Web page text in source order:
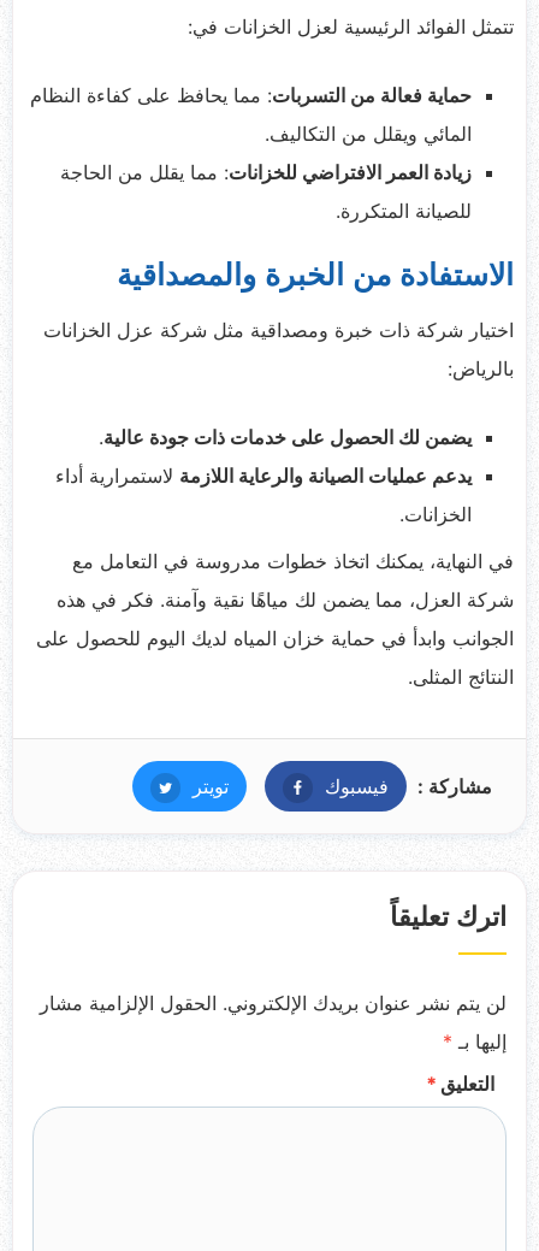
تتمثل الفوائد الرئيسية لعزل الخزانات في:
حماية فعالة من التسربات: مما يحافظ على كفاءة النظام
المائي ويقلل من التكاليف.
زيادة العمر الافتراضي للخزانات: مما يقلل من الحاجة
للصيانة المتكررة.
الاستفادة من الخبرة والمصداقية
اختيار شركة ذات خبرة ومصداقية مثل شركة عزل الخزانات
بالرياض:
يضمن لك الحصول على خدمات ذات جودة عالية.
يدعم عمليات الصيانة والرعاية اللازمة لاستمرارية أداء
الخزانات.
في النهاية، يمكنك اتخاذ خطوات مدروسة في التعامل مع
شركة العزل، مما يضمن لك مياهًا نقية وآمنة. فكر في هذه
الجوانب وابدأ في حماية خزان المياه لديك اليوم للحصول على
النتائج المثلى.
مشاركة : فيسبوك فيسبوكتويتر تويتر
اترك تعليقاً
لن يتم نشر عنوان بريدك الإلكتروني. الحقول الإلزامية مشار
إليها بـ *
التعليق *